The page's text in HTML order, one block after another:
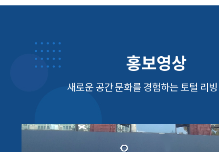
홍보영상
새로운 공간 문화를 경험하는 토털 리